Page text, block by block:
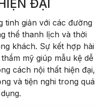
ĐẠI
tinh giản với các đường
thể thanh lịch và thời
khách. Sự kết hợp hài
mỹ giúp mẫu kệ dễ
cách nội thất hiện đại,
và tiện nghi trong quá